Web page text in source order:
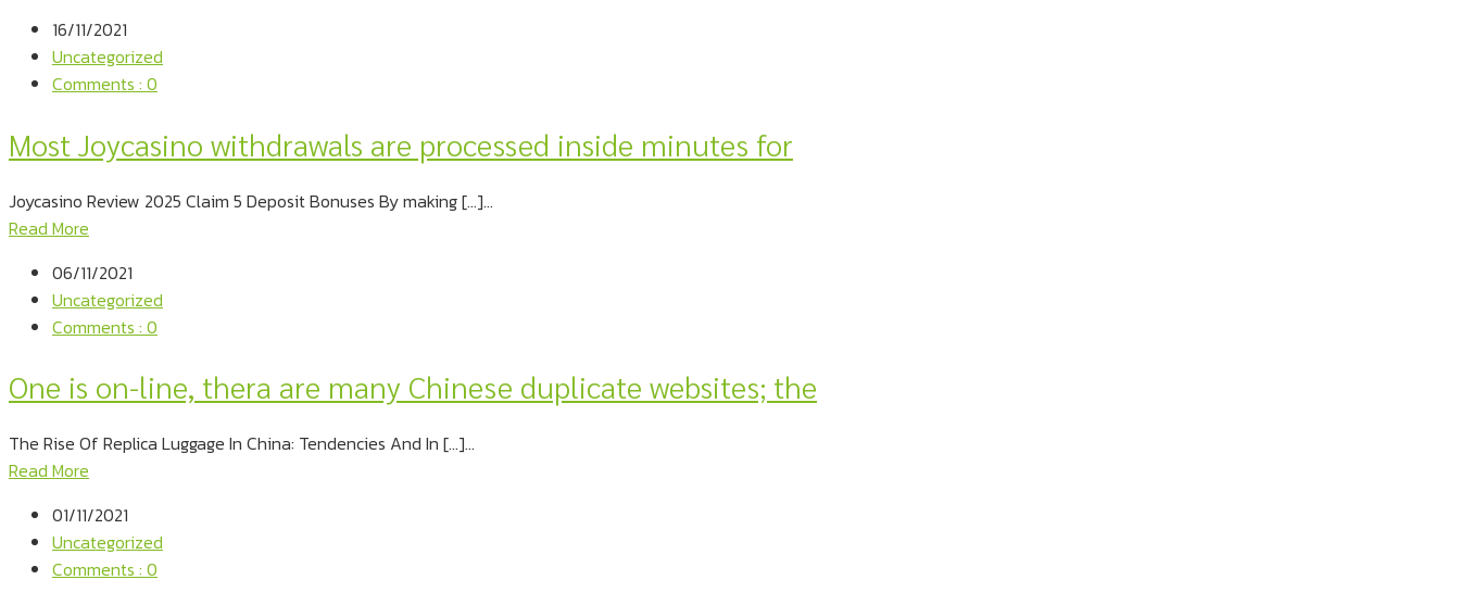
16/11/2021
Uncategorized
Comments : 0
Most Joycasino withdrawals are processed inside minutes for
Joycasino Review 2025 Claim 5 Deposit Bonuses By making […]...
Read More
06/11/2021
Uncategorized
Comments : 0
One is on-line, thera are many Chinese duplicate websites; the
The Rise Of Replica Luggage In China: Tendencies And In […]...
Read More
01/11/2021
Uncategorized
Comments : 0